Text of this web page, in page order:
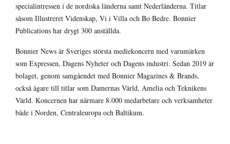
specialintressen i de nordiska länderna samt Nederländerna. Titlar
såsom Illustreret Videnskap, Vi i Villa och Bo Bedre. Bonnier
Publications har drygt 300 anställda.
Bonnier News är Sveriges största mediekoncern med varumärken
som Expressen, Dagens Nyheter och Dagens industri. Sedan 2019 är
bolaget, genom samgåendet med Bonnier Magazines & Brands,
också ägare till titlar som Damernas Värld, Amelia och Teknikens
Värld. Koncernen har närmare 8.000 medarbetare och verksamheter
både i Norden, Centraleuropa och Baltikum.